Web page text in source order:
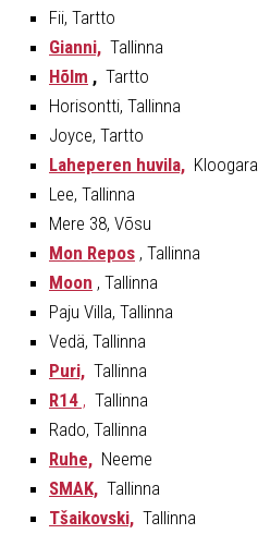
Fii, Tartto
Gianni, Tallinna
Hõlm , Tartto
Horisontti, Tallinna
Joyce, Tartto
Laheperen huvila,
Lee, Tallinna
Mere 38, Võsu
Mon Repos , Tallinna
Moon , Tallinna
Paju Villa, Tallinna
Vedä, Tallinna
Puri, Tallinna
R14 , Tallinna
Rado, Tallinna
Ruhe, Neeme
SMAK, Tallinna
Tšaikovski, Tallinna